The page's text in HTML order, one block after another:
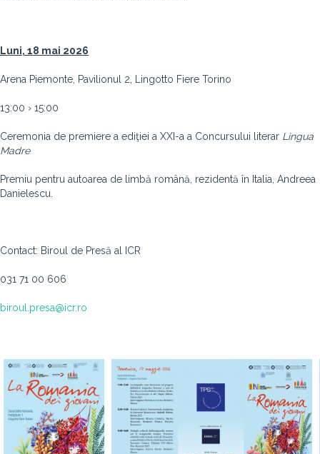
Luni, 18 mai 2026
Arena Piemonte, Pavilionul 2, Lingotto Fiere Torino
13:00 › 15:00
Ceremonia de premiere a ediţiei a XXI-a a Concursului literar Lingua
Madre
Premiu pentru autoarea de limbă română, rezidentă în Italia, Andreea
Danielescu.
Contact: Biroul de Presă al ICR
031 71 00 606
biroul.presa@icr.ro